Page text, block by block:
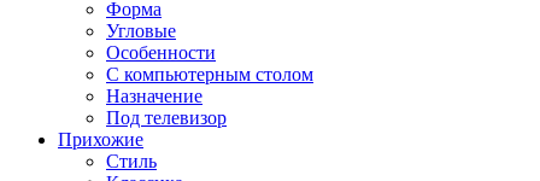
Форма
Угловые
Особенности
С компьютерным столом
Назначение
Под телевизор
Прихожие
Стиль